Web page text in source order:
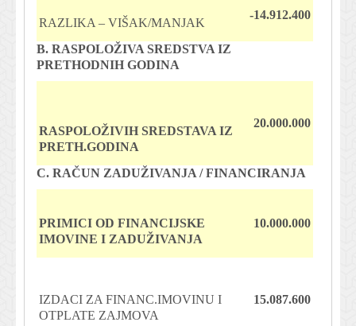
RAZLIKA – VIŠAK/MANJAK
-14.912.400
B. RASPOLOŽIVA SREDSTVA IZ
PRETHODNIH GODINA
RASPOLOŽIVIH SREDSTAVA IZ
PRETH.GODINA
20.000.000
C. RAČUN ZADUŽIVANJA / FINANCIRANJA
PRIMICI OD FINANCIJSKE
IMOVINE I ZADUŽIVANJA
10.000.000
IZDACI ZA FINANC.IMOVINU I
OTPLATE ZAJMOVA
15.087.600